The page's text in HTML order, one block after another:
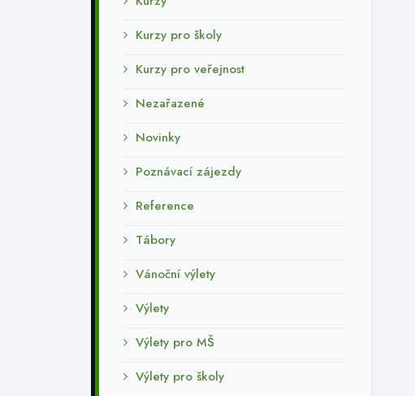
Kurzy pro školy
Kurzy pro veřejnost
Nezařazené
Novinky
Poznávací zájezdy
Reference
Tábory
Vánoční výlety
Výlety
Výlety pro MŠ
Výlety pro školy